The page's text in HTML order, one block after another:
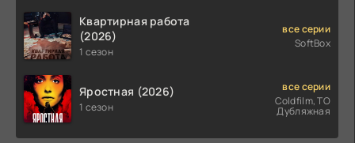
Квартирная работа
(2026)
1 сезон
все серии
SoftBox
Яростная (2026)
1 сезон
все серии
Coldfilm, ТО
Дубляжная